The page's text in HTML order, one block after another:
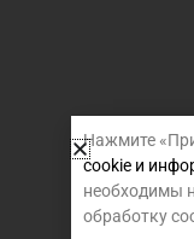
Нажмите
cookie и
необходимы
обработку